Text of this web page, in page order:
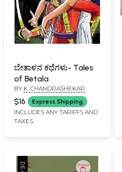
ಬೇತಾಳನ ಕಥೆಗಳು- Tales
of Betala
BY K. CHANDRASHEKAR
$16 Express Shipping
INCLUDES ANY TARIFFS AND
TAXES